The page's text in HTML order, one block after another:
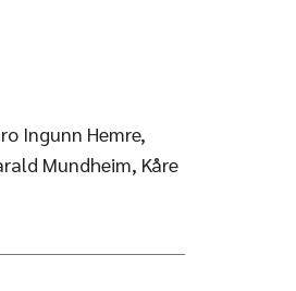
Ingunn Hemre,
Mundheim, Kåre